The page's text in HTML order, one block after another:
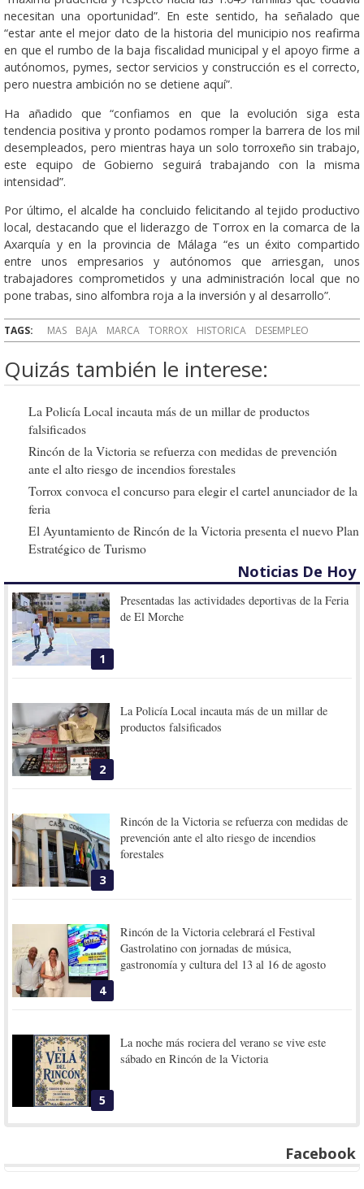
necesitan una oportunidad”. En este sentido, ha señalado que
“estar ante el mejor dato de la historia del municipio nos reafirma
en que el rumbo de la baja fiscalidad municipal y el apoyo firme a
autónomos, pymes, sector servicios y construcción es el correcto,
pero nuestra ambición no se detiene aquí”.
Ha añadido que “confiamos en que la evolución siga esta
tendencia positiva y pronto podamos romper la barrera de los mil
desempleados, pero mientras haya un solo torroxeño sin trabajo,
este equipo de Gobierno seguirá trabajando con la misma
intensidad”.
Por último, el alcalde ha concluido felicitando al tejido productivo
local, destacando que el liderazgo de Torrox en la comarca de la
Axarquía y en la provincia de Málaga “es un éxito compartido
entre unos empresarios y autónomos que arriesgan, unos
trabajadores comprometidos y una administración local que no
pone trabas, sino alfombra roja a la inversión y al desarrollo”.
TAGS: MAS BAJA MARCA TORROX HISTORICA DESEMPLEO
Quizás también le interese:
La Policía Local incauta más de un millar de productos
falsificados
Rincón de la Victoria se refuerza con medidas de prevención
ante el alto riesgo de incendios forestales
Torrox convoca el concurso para elegir el cartel anunciador de la
feria
El Ayuntamiento de Rincón de la Victoria presenta el nuevo Plan
Estratégico de Turismo
Noticias De Hoy
1
Presentadas las actividades deportivas de la Feria
de El Morche
2
La Policía Local incauta más de un millar de
productos falsificados
3
Rincón de la Victoria se refuerza con medidas de
prevención ante el alto riesgo de incendios
forestales
4
Rincón de la Victoria celebrará el Festival
Gastrolatino con jornadas de música,
gastronomía y cultura del 13 al 16 de agosto
5
La noche más rociera del verano se vive este
sábado en Rincón de la Victoria
Facebook